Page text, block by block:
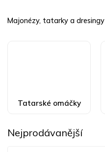
Majonézy, tatarky a dresingy
Tatarské omáčky
Nejprodávanější